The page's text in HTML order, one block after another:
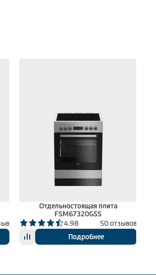
Отдельностоящая плита
FSM67320GSS
4.98
50 отзывов
Подробнее